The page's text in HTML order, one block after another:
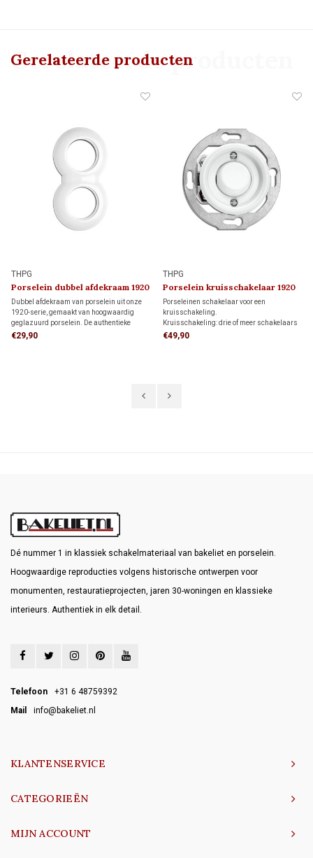
Gerelateerde producten
Gerelateerde producten
THPG
Porselein dubbel afdekraam 1920
Dubbel afdekraam van porselein uit onze
1920-serie, gemaakt van hoogwaardig
geglazuurd porselein. De authentieke
uitstraling maakt dit afdekraam ideaal voor
€29,90
THPG
Porselein kruisschakelaar 1920
Porseleinen schakelaar voor een
kruisschakeling.
Kruisschakeling: drie of meer schakelaars
bedienen samen dezelfde verlichting. De
€49,90
Dé nummer 1 in klassiek schakelmateriaal van bakeliet en porselein.
Hoogwaardige reproducties volgens historische ontwerpen voor
monumenten, restauratieprojecten, jaren 30-woningen en klassieke
interieurs. Authentiek in elk detail.
Telefoon
+31 6 48759392
Mail
info@bakeliet.nl
KLANTENSERVICE
CATEGORIEËN
MIJN ACCOUNT